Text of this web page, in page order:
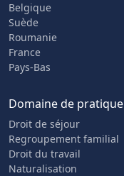
Belgique
Suède
Roumanie
France
Pays-Bas
Domaine de pratique
Droit de séjour
Regroupement familial
Droit du travail
Naturalisation